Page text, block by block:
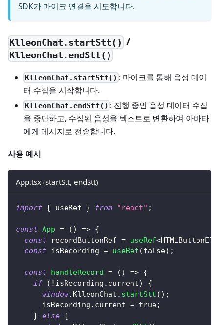
SDK가 마이크 연결을 시도합니다.
KlleonChat.startStt() /
KlleonChat.endStt()
KlleonChat.startStt() : 마이크를 통해 음성 데이
터 수집을 시작합니다.
KlleonChat.endStt() : 진행 중인 음성 데이터 수집
을 중단하고, 수집된 음성을 텍스트로 변환하여 아바타
에게 메시지로 전송합니다.
사용 예시
App.tsx (startStt, endStt)
import { useRef } from "react" ;
const App = ( ) => {
const recordButtonRef = useRef<
const isRecording = useRef (false) ;
const handleRecord = ( ) => {
if
( ! isRecording . current)
{
window. KlleonChat . startStt ( ) ;
      isRecording
. current = true;
} else {